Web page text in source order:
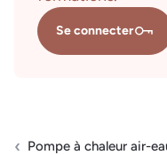
Se connecter
Pompe à chaleur air-